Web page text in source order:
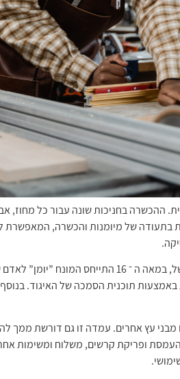
ההכשרה בחניכות שונה עבור כל מחוז,
בתעודה של מיומנות והכשרה,
בעבר היו סוגים רבים של נגרים, וכל התמחות דרשה כלים
תוכנית הסמכה של האיגוד. בנוסף
עץ אחרים. עמדה זו גם דורשת ממך
העמסת ופריקת קרשים, משלוח ומשימות